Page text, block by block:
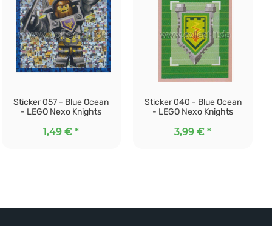
Sticker 057 - Blue Ocean
- LEGO Nexo Knights
1,49 €*
Sticker 040 - Blue Ocean
- LEGO Nexo Knights
3,99 €*